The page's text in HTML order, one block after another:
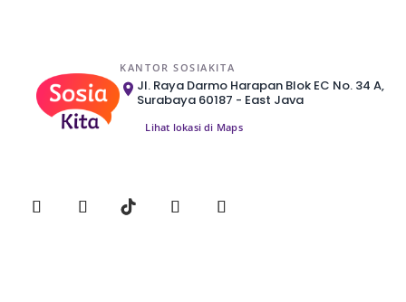
KANTOR SOSIAKITA
Jl. Raya Darmo Harapan Blok EC No. 34 A,
Surabaya 60187 - East Java
Lihat lokasi di Maps